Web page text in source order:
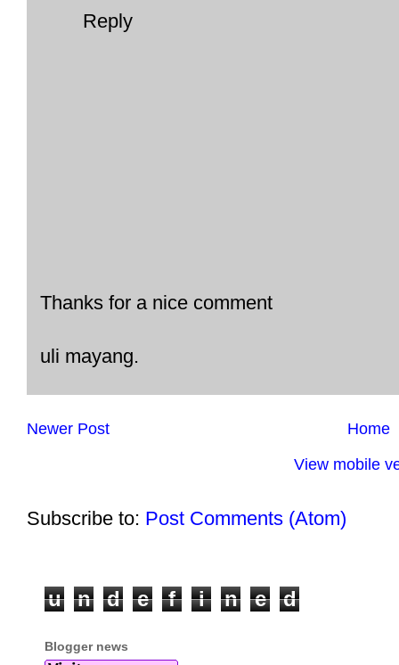
Reply
Thanks for a nice comment
uli mayang.
Newer Post
Home
View mobile
Subscribe to: Post Comments (Atom)
u n d e f i n e d
Blogger news